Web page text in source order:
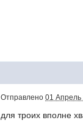
Отправлено01 Апрель
для троих вполне